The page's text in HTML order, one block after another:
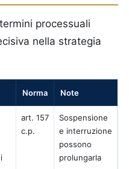
processuali
nella strategia
Norma Note
art. 157
c.p.
Sospensione
e interruzione
possono
prolungarla